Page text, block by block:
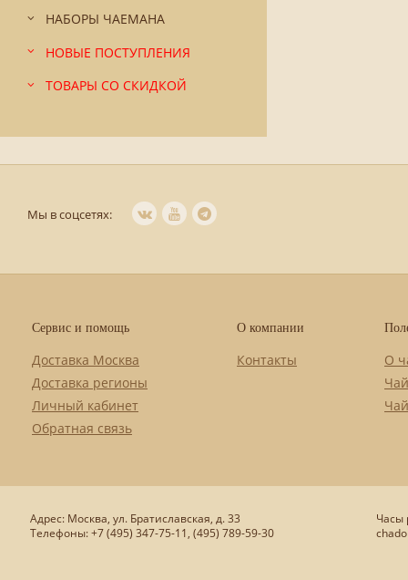
НАБОРЫ ЧАЕМАНА
НОВЫЕ ПОСТУПЛЕНИЯ
ТОВАРЫ СО СКИДКОЙ
Мы в соцсетях:
Сервис и помощь
Доставка Москва
Доставка регионы
Личный кабинет
Обратная связь
О компании
Контакты
О
Адрес: Москва, ул. Братиславская, д. 33
Телефоны: +7 (495) 347-75-11, (495) 789-59-30
Часы